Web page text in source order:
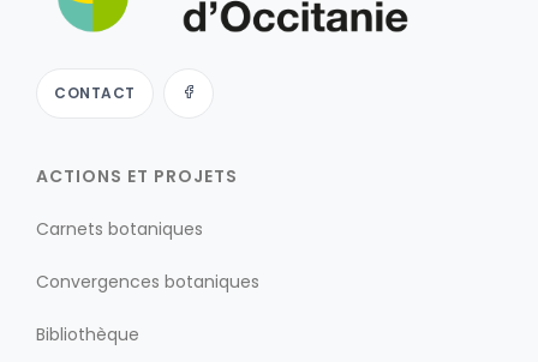
CONTACT
ACTIONS ET PROJETS
Carnets botaniques
Convergences botaniques
Bibliothèque